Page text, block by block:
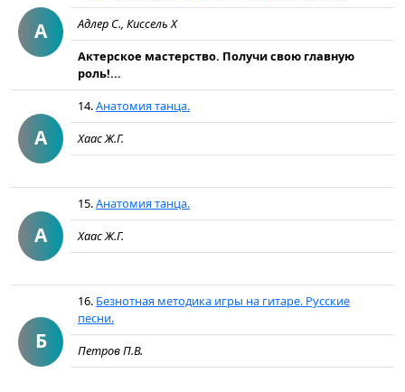
А
Адлер С., Киссель Х
Актерское мастерство. Получи свою главную
роль!...
А
14.Анатомия танца.
Хаас Ж.Г.
А
15.Анатомия танца.
Хаас Ж.Г.
Б
16. Безнотная методика игры на гитаре. Русские
песни.
Петров П.В.